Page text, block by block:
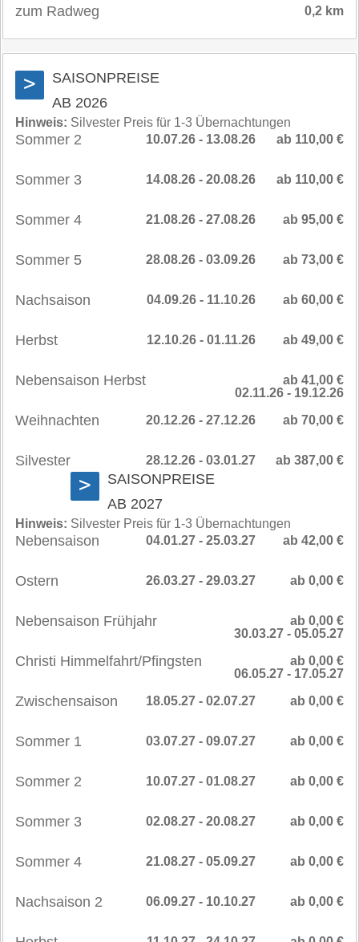
zum Radweg 0,2 km
>
SAISONPREISE
AB 2026
Hinweis: Silvester Preis für 1-3 Übernachtungen
Sommer 2 ab 110,00 €
10.07.26 - 13.08.26
Sommer 3 ab 110,00 €
14.08.26 - 20.08.26
Sommer 4 ab 95,00 €
21.08.26 - 27.08.26
Sommer 5 ab 73,00 €
28.08.26 - 03.09.26
Nachsaison ab 60,00 €
04.09.26 - 11.10.26
Herbst ab 49,00 €
12.10.26 - 01.11.26
Nebensaison Herbst
ab 41,00 €
02.11.26 - 19.12.26
Weihnachten ab 70,00 €
20.12.26 - 27.12.26
Silvester ab 387,00 €
28.12.26 - 03.01.27
>
SAISONPREISE
AB 2027
Hinweis: Silvester Preis für 1-3 Übernachtungen
Nebensaison ab 42,00 €
04.01.27 - 25.03.27
Ostern ab 0,00 €
26.03.27 - 29.03.27
Nebensaison Frühjahr
ab 0,00 €
30.03.27 - 05.05.27
Christi Himmelfahrt/Pfingsten
ab 0,00 €
06.05.27 - 17.05.27
Zwischensaison ab 0,00 €
18.05.27 - 02.07.27
Sommer 1 ab 0,00 €
03.07.27 - 09.07.27
Sommer 2 ab 0,00 €
10.07.27 - 01.08.27
Sommer 3 ab 0,00 €
02.08.27 - 20.08.27
Sommer 4 ab 0,00 €
21.08.27 - 05.09.27
Nachsaison 2 ab 0,00 €
06.09.27 - 10.10.27